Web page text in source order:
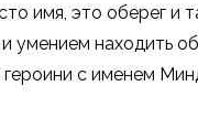
имя, это оберег и
умением находить
с именем